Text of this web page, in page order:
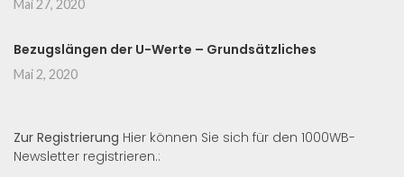
Mai 27, 2020
Bezugslängen der U-Werte – Grundsätzliches
Mai 2, 2020
Zur Registrierung Hier können Sie sich für den 1000WB-
Newsletter registrieren.: